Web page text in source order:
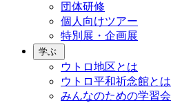
団体研修
個人向けツアー
特別展・企画展
学ぶ
ウトロ地区とは
ウトロ平和祈念館とは
みんなのための学習会